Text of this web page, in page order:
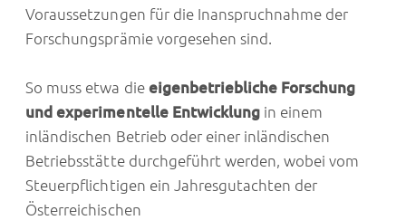
Voraussetzungen für die Inanspruchnahme der
Forschungsprämie vorgesehen sind.
So muss etwa die eigenbetriebliche Forschung
und experimentelle Entwicklungin einem
inländischen Betrieb oder einer inländischen
Betriebsstätte durchgeführt werden, wobei vom
Steuerpflichtigen ein Jahresgutachten der
Österreichischen